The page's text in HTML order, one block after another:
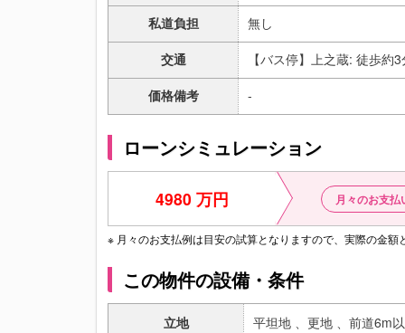
私道負担
無し
交通
【バス停】上之蔵: 徒歩約3
価格備考
-
ローンシミュレーション
4980 万円 月々のお支払
※ 月々のお支払例は目安の試算となりますので、実際の金
この物件の設備・条件
立地 平坦地 、 更地 、 前道6m